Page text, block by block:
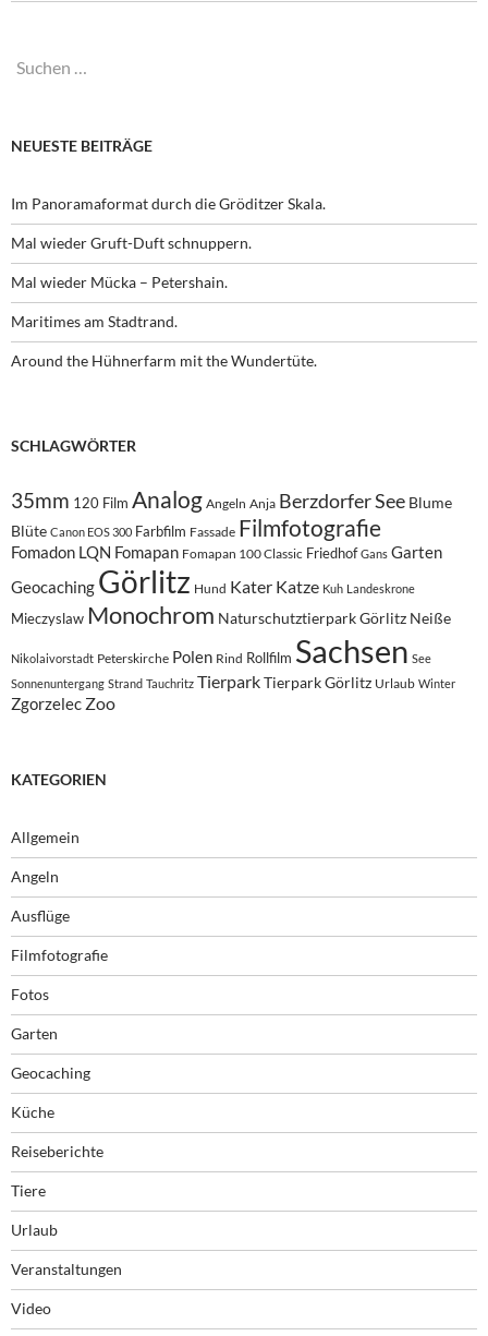
Suchen
NEUESTE BEITRÄGE
Im Panoramaformat durch die Gröditzer Skala.
Mal wieder Gruft-Duft schnuppern.
Mal wieder Mücka – Petershain.
Maritimes am Stadtrand.
Around the Hühnerfarm mit the Wundertüte.
SCHLAGWÖRTER
35mm 120 Film Analog Angeln Anja Berzdorfer See Blume
Blüte Canon EOS 300 Farbfilm Fassade Filmfotografie
Fomadon LQN Fomapan Fomapan 100 Classic Friedhof Gans Garten
Geocaching Görlitz Hund Kater Katze Kuh Landeskrone
Mieczyslaw Monochrom Naturschutztierpark Görlitz Neiße
Nikolaivorstadt Peterskirche Polen Rind Rollfilm Sachsen See
Sonnenuntergang Strand Tauchritz TierparkTierpark Görlitz Urlaub Winter
Zgorzelec Zoo
KATEGORIEN
Allgemein
Angeln
Ausflüge
Filmfotografie
Fotos
Garten
Geocaching
Küche
Reiseberichte
Tiere
Urlaub
Veranstaltungen
Video